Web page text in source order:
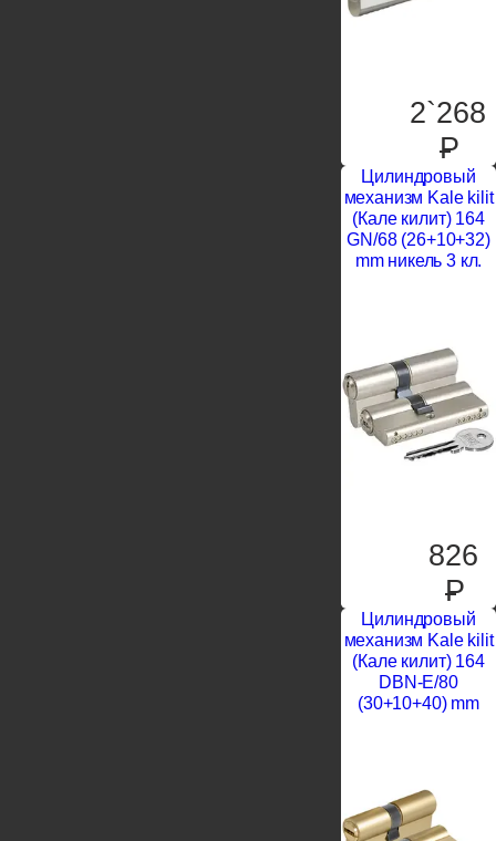
2`268
P
Цилиндровый
механизм Kale kilit
(Кале килит) 164
GN/68 (26+10+32)
mm никель 3 кл.
826
P
Цилиндровый
механизм Kale kilit
(Кале килит) 164
DBN-E/80
(30+10+40) mm